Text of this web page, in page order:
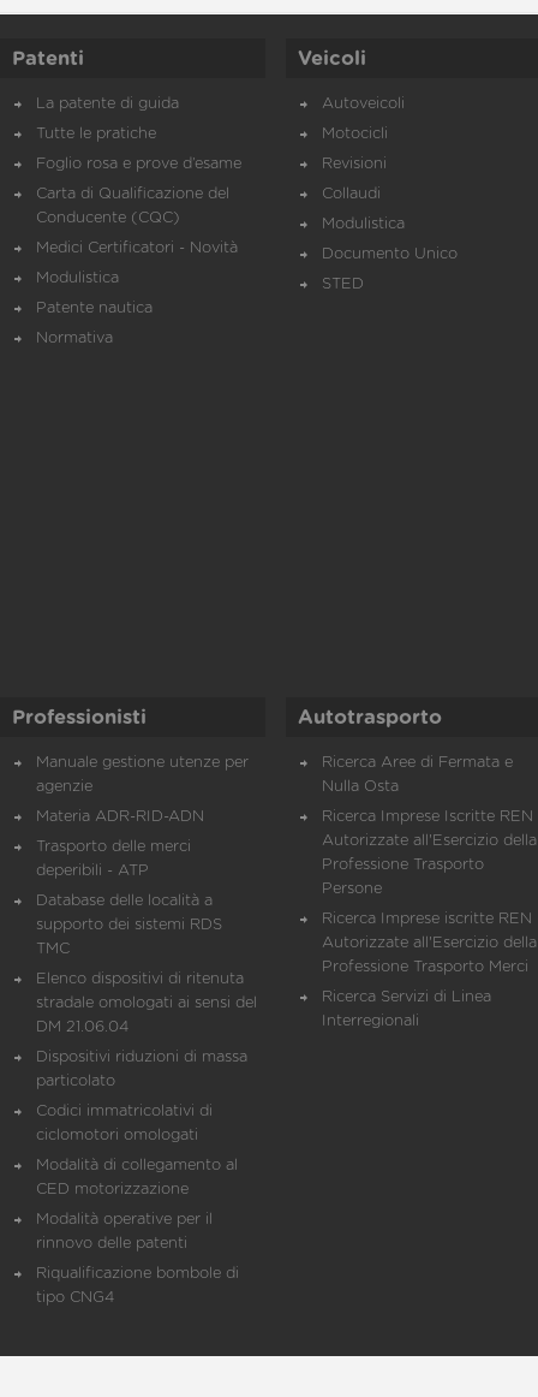
Patenti
La patente di guida
Tutte le pratiche
Foglio rosa e prove d’esame
Carta di Qualificazione del
Conducente (CQC)
Medici Certificatori - Novità
Modulistica
Patente nautica
Normativa
Veicoli
Autoveicoli
Motocicli
Revisioni
Collaudi
Modulistica
Documento Unico
STED
Professionisti
Manuale gestione utenze per
agenzie
Materia ADR-RID-ADN
Trasporto delle merci
deperibili - ATP
Database delle località a
supporto dei sistemi RDS
TMC
Elenco dispositivi di ritenuta
stradale omologati ai sensi del
DM 21.06.04
Dispositivi riduzioni di massa
particolato
Codici immatricolativi di
ciclomotori omologati
Modalità di collegamento al
CED motorizzazione
Modalità operative per il
rinnovo delle patenti
Riqualificazione bombole di
tipo CNG4
Autotrasporto
Ricerca Aree di Fermata e
Nulla Osta
Ricerca Imprese Iscritte REN
Autorizzate all'Esercizio della
Professione Trasporto
Persone
Ricerca Imprese iscritte REN
Autorizzate all'Esercizio della
Professione Trasporto Merci
Ricerca Servizi di Linea
Interregionali